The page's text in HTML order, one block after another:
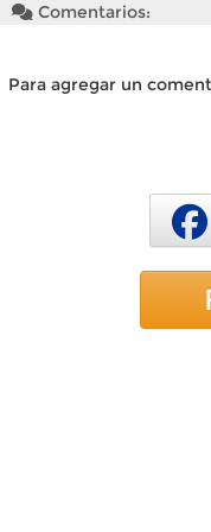
Comentarios:
Para agregar un